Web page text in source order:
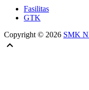
Fasilitas
GTK
Copyright © 2026 SMK